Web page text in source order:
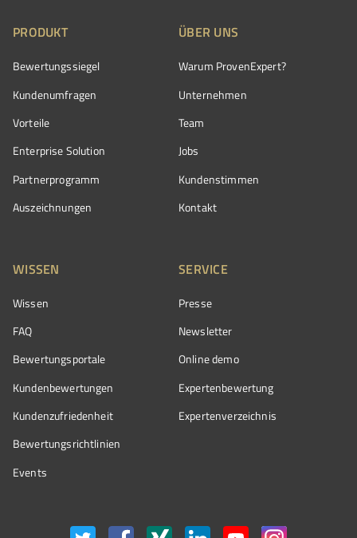
PRODUKT
Bewertungssiegel
Kundenumfragen
Vorteile
Enterprise Solution
Partnerprogramm
Auszeichnungen
ÜBER UNS
Warum ProvenExpert?
Unternehmen
Team
Jobs
Kundenstimmen
Kontakt
WISSEN
Wissen
FAQ
Bewertungsportale
Kundenbewertungen
Kundenzufriedenheit
Bewertungs­richtlinien
Events
SERVICE
Presse
Newsletter
Online demo
Expertenbewertung
Expertenverzeichnis